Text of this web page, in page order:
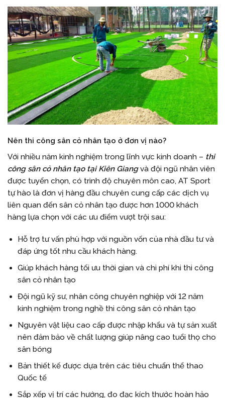
Nên thi công sân cỏ nhân tạo ở đơn vị nào?
Với nhiều năm kinh nghiệm trong lĩnh vực kinh doanh – thi
công sân cỏ nhân tạo tại Kiên Giangvà đội ngũ nhân viên
được tuyển chọn, có trình độ chuyên môn cao, AT Sport
tự hào là đơn vị hàng đầu chuyên cung cấp các dịch vụ
liên quan đến sân cỏ nhân tạo được hơn 1000 khách
hàng lựa chọn với các ưu điểm vượt trội sau:
Hỗ trợ tư vấn phù hợp với nguồn vốn của nhà đầu tư và
đáp ứng tốt nhu cầu khách hàng.
Giúp khách hàng tối ưu thời gian và chi phí khi thi công
sân cỏ nhân tạo
Đội ngũ kỹ sư, nhân công chuyên nghiệp với 12 năm
kinh nghiệm trong nghề thi công sân cỏ nhân tạo
Nguyên vật liệu cao cấp được nhập khẩu và tự sản xuất
nên đảm bảo về chất lượng giúp nâng cao tuổi thọ cho
sân bóng
Bản thiết kế được dựa trên các tiêu chuẩn thể thao
Quốc tế
Sắp xếp vị trí các hướng, đo đạc kích thước hoàn hảo